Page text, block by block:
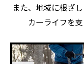
また、地域に根ざ
カーライフを